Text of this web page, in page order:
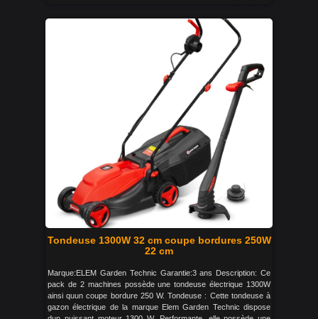
Tondeuse 1300W 32 cm coupe bordures 250W
22 cm
Marque:ELEM Garden Technic Garantie:3 ans Description: Ce
pack de 2 machines possède une tondeuse électrique 1300W
ainsi quun coupe bordure 250 W. Tondeuse : Cette tondeuse à
gazon électrique de la marque Elem Garden Technic dispose